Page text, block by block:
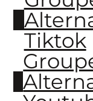
Tiktok